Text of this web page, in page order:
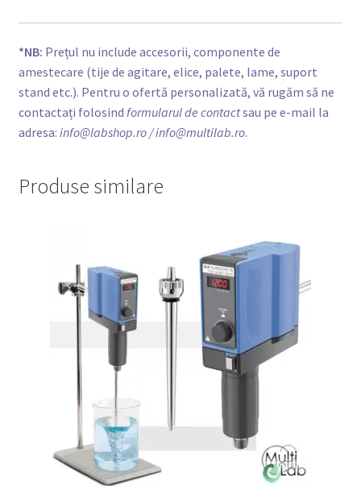
*NB: Prețul nu include accesorii, componente de
amestecare (tije de agitare, elice, palete, lame, suport
stand etc.). Pentru o ofertă personalizată, vă rugăm să ne
contactați folosind formularul de contactsau pe e-mail la
adresa: info@labshop.ro/ info@multilab.ro.
Produse similare